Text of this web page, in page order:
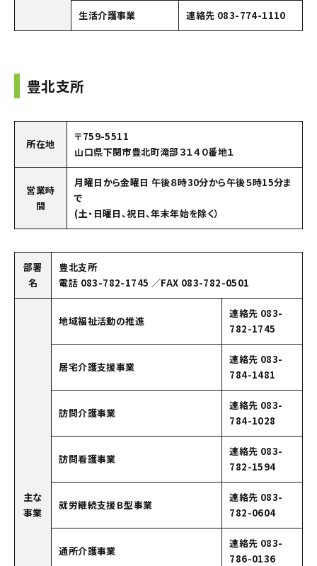
生活介護事業 連絡先 083-774-1110
豊北支所
所在地
〒759-5511
山口県下関市豊北町滝部３１４０番地１
営業時
間
月曜日から金曜日 午後８時30分から午後５時15分ま
で
(土・日曜日、祝日、年末年始を除く）
部署
名
豊北支所
電話 083-782-1745 ／FAX 083-782-0501
主な
事業
地域福祉活動の推進
連絡先 083-
782-1745
居宅介護支援事業
連絡先 083-
784-1481
訪問介護事業
連絡先 083-
784-1028
訪問看護事業
連絡先 083-
782-1594
就労継続支援Ｂ型事業
連絡先 083-
782-0604
通所介護事業
連絡先 083-
786-0136